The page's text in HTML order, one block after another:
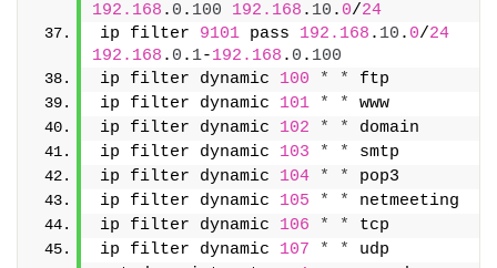
192.168 . 0 . 100 192.168 . 10 . 0/24
ip filter 9101 pass 192.168 . 10 . 0/24
192.168 . 0 . 1-192.168 . 0 . 100
ip filter dynamic 100 * *
ftp
ip filter dynamic 101 * *
www
ip filter dynamic 102 * *
domain
ip filter dynamic 103 * *
smtp
ip filter dynamic 104 * *
pop3
ip filter dynamic 105 * *
netmeeting
ip filter dynamic 106 * *
tcp
ip filter dynamic 107 * *
udp